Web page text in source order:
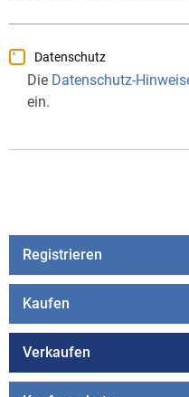
Datenschutz
Die Datenschutz-
ein.
Registrieren
Kaufen
Verkaufen